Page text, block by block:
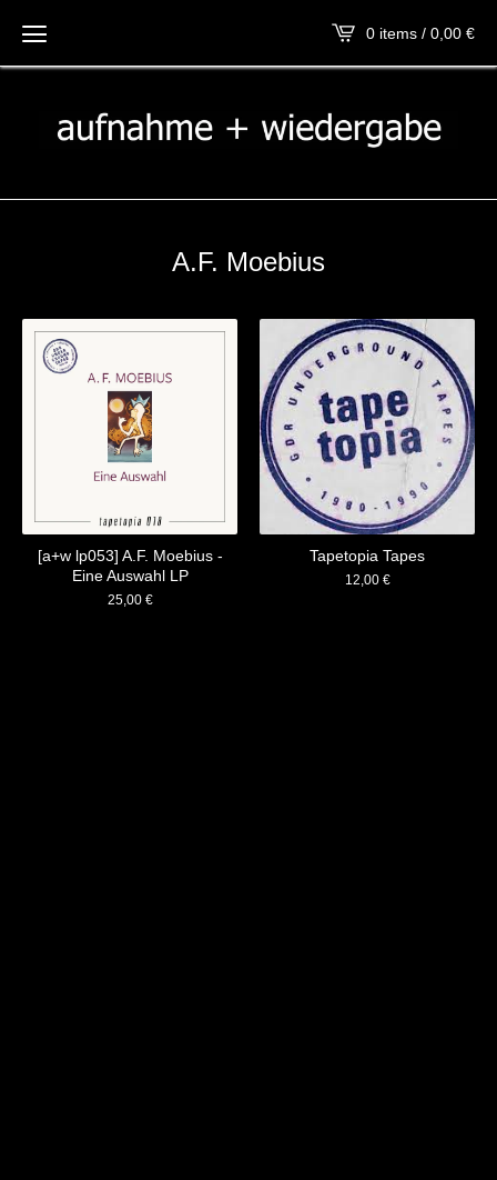
0 items / 0,00 €
A.F. Moebius
[a+w lp053] A.F. Moebius -
Eine Auswahl LP
25,00 €
Tapetopia Tapes
12,00 €